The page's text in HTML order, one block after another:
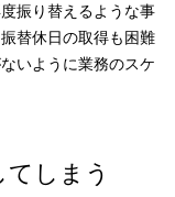
振り替えるような事
替休日の取得も困難
いように業務のスケ
しまう